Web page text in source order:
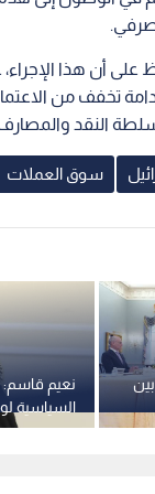
أن هذا
تخفف من
سلطة النقد
سوق العملات
نعيم
السياسية
مانع من